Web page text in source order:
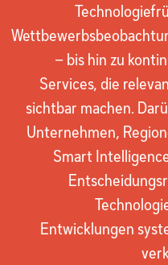
– bis hin zu
Services, die
sichtbar machen.
Unternehmen,
Smart
Entwicklungen